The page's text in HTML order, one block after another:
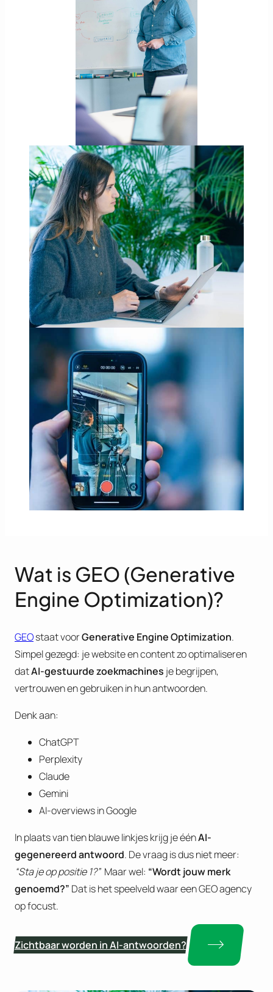
Wat is GEO (Generative
Engine Optimization)?
GEOstaat voorGenerative Engine Optimization.
Simpel gezegd: je website en content zo optimaliseren
datAI-gestuurde zoekmachines je begrijpen,
vertrouwen en gebruiken in hun antwoorden.
Denk aan:
ChatGPT
Perplexity
Claude
Gemini
AI-overviews in Google
In plaats van tien blauwe linkjes krijg je éénAI-
gegenereerd antwoord. De vraag is dus niet meer:
“Sta je op positie 1?” Maar wel: “Wordt jouw merk
genoemd?” Dat is het speelveld waar een GEO agency
op focust.
Zichtbaar worden in AI-antwoorden?